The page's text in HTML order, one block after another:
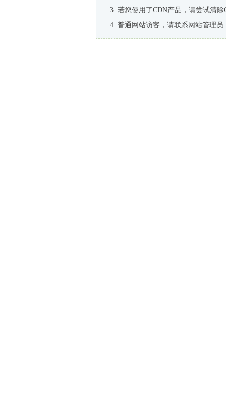
若您使用了CDN产品，请尝试清除
普通网站访客，请联系网站管理员